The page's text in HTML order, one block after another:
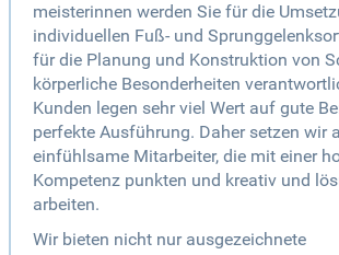
meisterinnen werden Sie für die
individuellen Fuß- und
für die Planung und Konstruktion von
körperliche Besonderheiten
Kunden legen sehr viel Wert auf gute
perfekte Ausführung. Daher setzen wir
einfühlsame Mitarbeiter, die mit einer
Kompetenz punkten und kreativ und
arbeiten.
Wir bieten nicht nur ausgezeichnete